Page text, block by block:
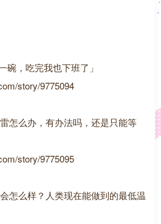
碗，吃完我也下班了」
story/9775094
怎么办，有办法吗，还是只能等
story/9775095
怎么样？人类现在能做到的最低温